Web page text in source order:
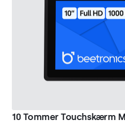
10 Tommer Touchskærm